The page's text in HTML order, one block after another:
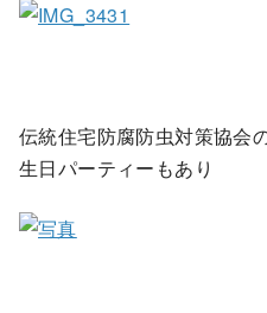
伝統住宅防腐防虫対策協
生日パーティーもあり